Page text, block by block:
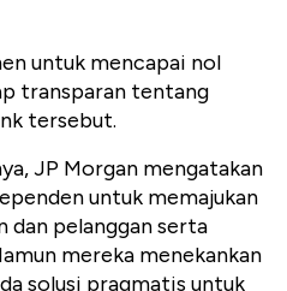
untuk mencapai nol
transparan tentang
tersebut.
JP Morgan mengatakan
untuk memajukan
dan pelanggan serta
mereka menekankan
solusi pragmatis untuk